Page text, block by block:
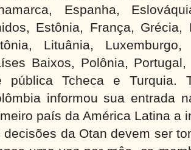
Espanha,
Estônia, França, Grécia,
Lituânia, Luxemburgo,
Baixos, Polônia,
pública Tcheca e Turquia.
informou sua entrada
país da América Latina a
decisões da Otan devem ser